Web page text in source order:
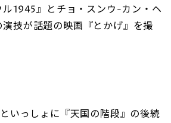
1945』とチョ・スンウ-カン・ヘ
技が話題の映画『とかげ』を撮
いっしょに『天国の階段』の後続